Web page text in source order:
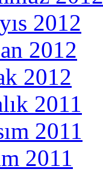
2012
2012
2012
2011
2011
2011